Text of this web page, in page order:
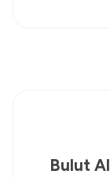
Bulut